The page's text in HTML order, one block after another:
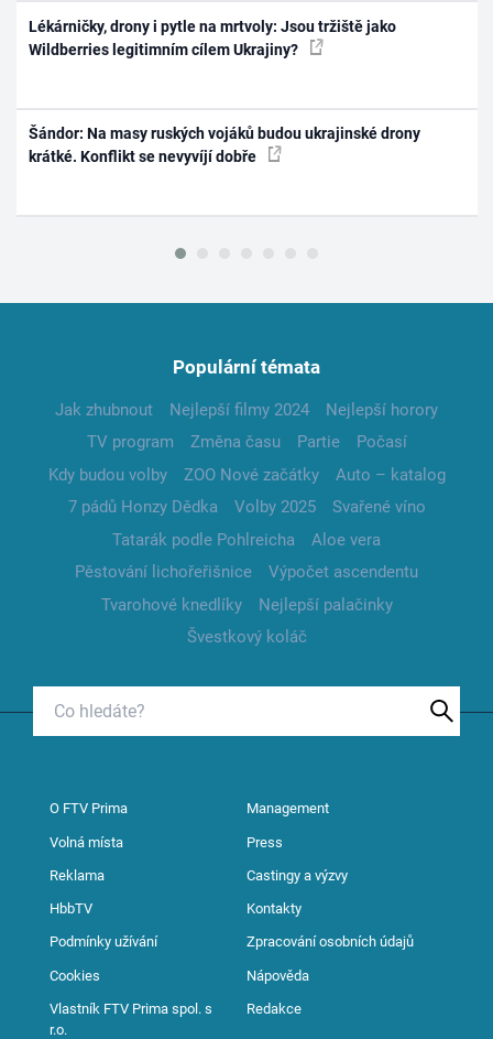
Lékárničky, drony i pytle na mrtvoly: Jsou tržiště jako
Wildberries legitimním cílem Ukrajiny?
Šándor: Na masy ruských vojáků budou ukrajinské drony
krátké. Konflikt se nevyvíjí dobře
Populární témata
Jak zhubnout Nejlepší filmy 2024
Nejlepší horory
TV program
Změna času Partie
Počasí
Kdy budou volby
ZOO Nové začátky
Auto – katalog
7 pádů Honzy Dědka
Volby 2025
Svařené víno
Tatarák podle Pohlreicha
Aloe vera
Pěstování lichořeřišnice
Výpočet ascendentu
Tvarohové knedlíky
Nejlepší palačinky
Švestkový koláč
O FTV Prima Management
Volná místa Press
Reklama Castingy a výzvy
HbbTV Kontakty
Podmínky užívání Zpracování osobních údajů
Cookies Nápověda
Vlastník FTV Prima spol. s
r.o.
Redakce